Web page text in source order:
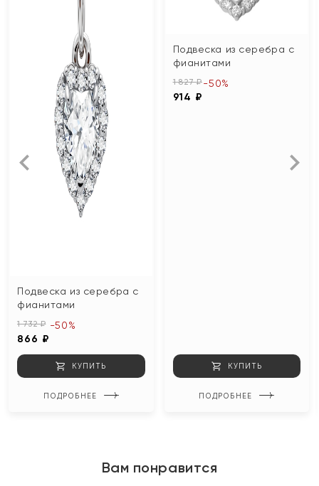
Подвеска из серебра с
фианитами
1 732 ₽
866 ₽
-50%
КУПИТЬ
ПОДРОБНЕЕ
Подвеска из серебра с
фианитами
1 827 ₽
914 ₽
-50%
КУПИТЬ
ПОДРОБНЕЕ
Вам понравится